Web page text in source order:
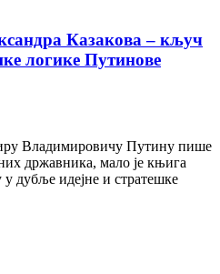
Казакова – кључ
логике Путинове
Владимировичу Путину пише
државника, мало је књига
дубље идејне и стратешке